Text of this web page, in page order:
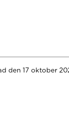
den 17 oktober